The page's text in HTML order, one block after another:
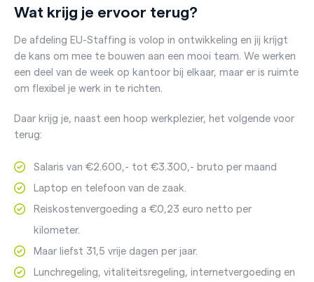
Wat krijg je ervoor terug?
De afdeling EU-Staffing is volop in ontwikkeling en jij krijgt
de kans om mee te bouwen aan een mooi team. We werken
een deel van de week op kantoor bij elkaar, maar er is ruimte
om flexibel je werk in te richten.
Daar krijg je, naast een hoop werkplezier, het volgende voor
terug:
Salaris van €2.600,- tot €3.300,- bruto per maand
Laptop en telefoon van de zaak.
Reiskostenvergoeding a €0,23 euro netto per
kilometer.
Maar liefst 31,5 vrije dagen per jaar.
Lunchregeling, vitaliteitsregeling, internetvergoeding en